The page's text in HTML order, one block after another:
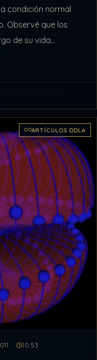
condición normal
Observé que los
de su vida…
ARTÍCULOS DDLA
10:53